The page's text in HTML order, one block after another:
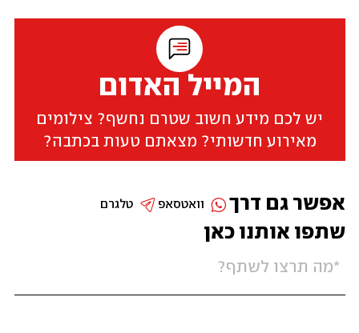
המייל האדום
יש לכם מידע חשוב שטרם נחשף? צילומים
מאירוע חדשותי? מצאתם טעות בכתבה?
שתפו אותנו כאן
אפשר גם דרך טלגרם וואטסאפ